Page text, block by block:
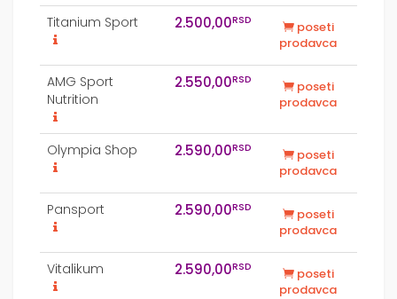
Titanium Sport 2.500,00RSD
poseti
prodavca
AMG Sport
Nutrition
2.550,00RSD
poseti
prodavca
Olympia Shop 2.590,00RSD
poseti
prodavca
Pansport 2.590,00RSD
poseti
prodavca
Vitalikum 2.590,00RSD
poseti
prodavca